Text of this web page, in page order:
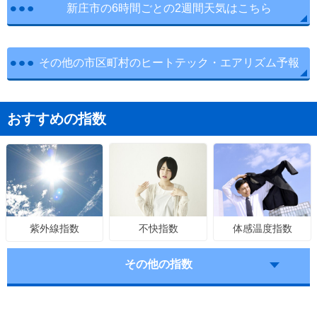
新庄市の6時間ごとの2週間天気はこちら
その他の市区町村のヒートテック・エアリズム予報
おすすめの指数
紫外線指数 不快指数 体感温度指数
その他の指数